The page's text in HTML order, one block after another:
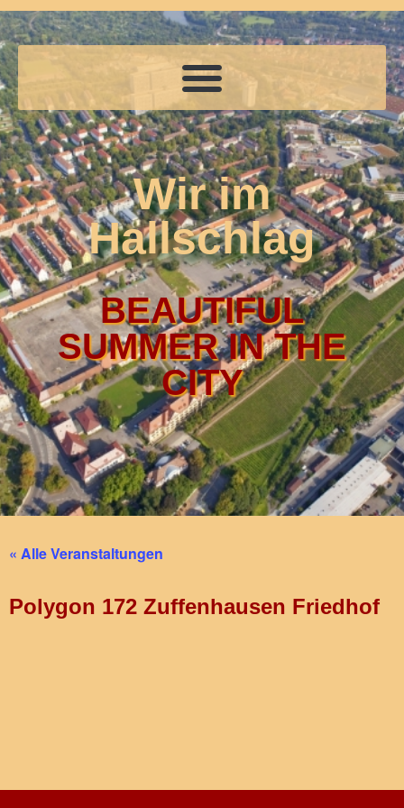
Wir im
Hallschlag
BEAUTIFUL
SUMMER IN THE
CITY
« Alle Veranstaltungen
Polygon 172 Zuffenhausen Friedhof